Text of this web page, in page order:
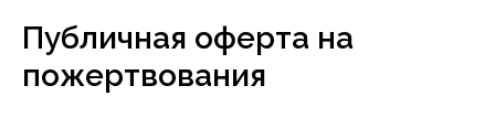
Публичная оферта на
пожертвования